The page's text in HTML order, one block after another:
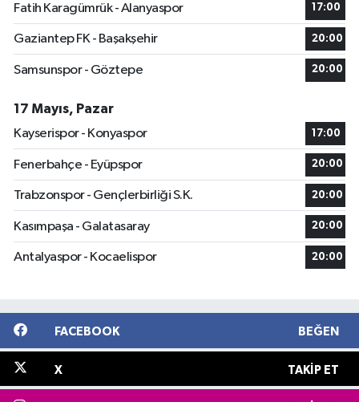
Fatih Karagümrük - Alanyaspor
17:00
Gaziantep FK - Başakşehir 20:00
Samsunspor - Göztepe 20:00
17 Mayıs, Pazar
Kayserispor - Konyaspor
17:00
Fenerbahçe - Eyüpspor 20:00
Trabzonspor - Gençlerbirliği S.K. 20:00
Kasımpaşa - Galatasaray 20:00
Antalyaspor - Kocaelispor 20:00
FACEBOOK BEĞEN
X TAKIP ET